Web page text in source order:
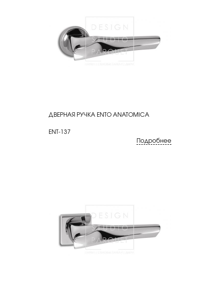
КУПИТЬ
ДВЕРНАЯ РУЧКА ENTO ANATOMICA
ENT-137
Подробнее